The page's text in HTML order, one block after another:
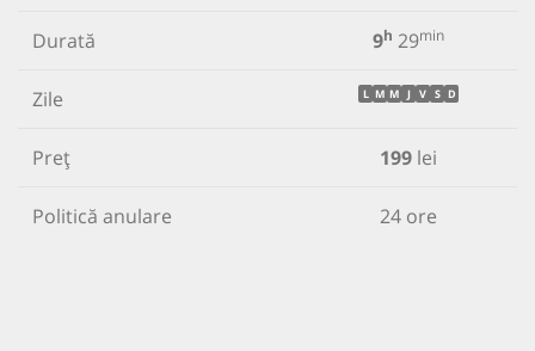
Durată 9h 29min
Zile L M M J V S D
Preț 199 lei
Politică anulare 24 ore